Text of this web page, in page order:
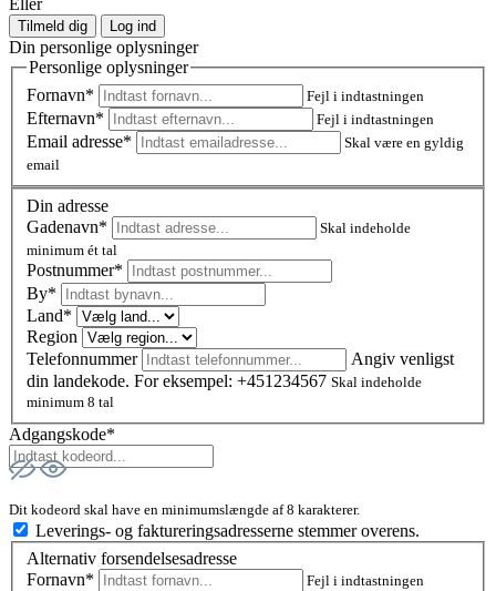
Eller
Tilmeld dig Log ind
Din personlige oplysninger
Personlige oplysninger
Fornavn*
Fejl i indtastningen
Efternavn* Fejl i indtastningen
Email adresse*
Skal være en gyldig
email
Din adresse
Gadenavn*
Skal indeholde
minimum ét tal
Postnummer*
By*
Land*
Region
Telefonnummer
Angiv venligst
din landekode. For eksempel: +451234567 Skal indeholde
minimum 8 tal
Adgangskode*
Dit kodeord skal have en minimumslængde af 8 karakterer.
Leverings- og faktureringsadresserne stemmer overens.
Alternativ forsendelsesadresse
Fornavn*
Fejl i indtastningen